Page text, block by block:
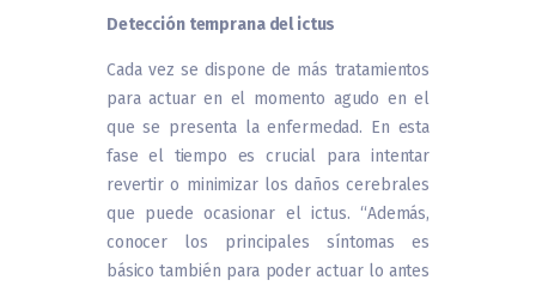
Detección temprana del ictus
Cada vez se dispone de más tratamientos
para actuar en el momento agudo en el
que se presenta la enfermedad. En esta
fase el tiempo es crucial para intentar
revertir o minimizar los daños cerebrales
que puede ocasionar el ictus. “Además,
conocer los principales síntomas es
básico también para poder actuar lo antes